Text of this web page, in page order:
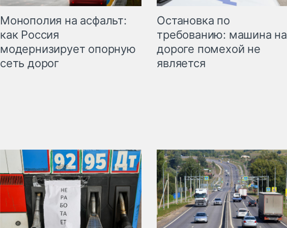
Монополия на асфальт:
как Россия
модернизирует опорную
сеть дорог
Остановка по
требованию: машина на
дороге помехой не
является